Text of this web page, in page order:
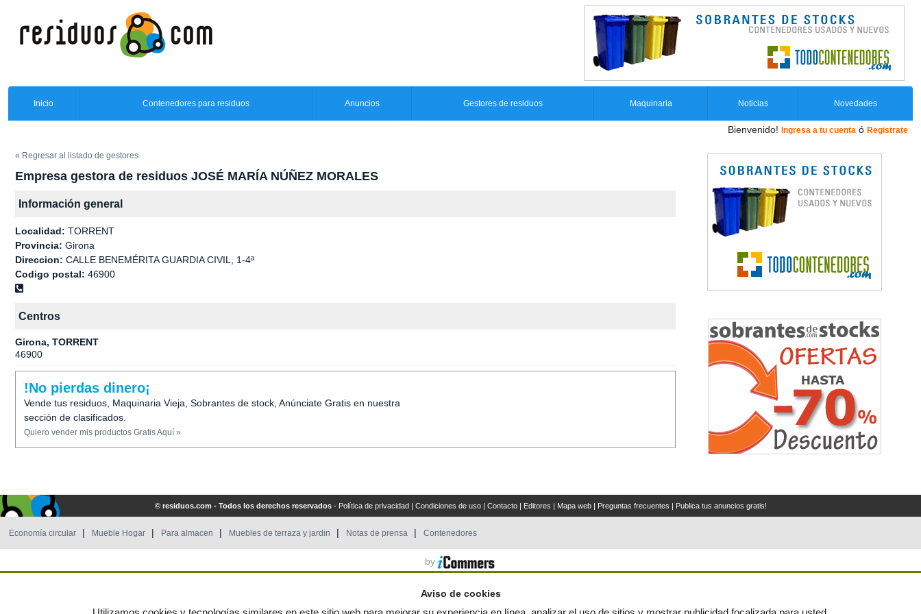
Inicio Contenedores para residuos Anuncios Gestores de residuos Maquinaria Noticias Novedades
Bienvenido! Ingresa a tu cuenta ó Registrate
« Regresar al listado de gestores
Empresa gestora de residuos JOSÉ MARÍA NÚÑEZ MORALES
Información general
Localidad: TORRENT
Provincia: Girona
Direccion: CALLE BENEMÉRITA GUARDIA CIVIL, 1-4ª
Codigo postal: 46900
Centros
Girona, TORRENT
46900
!No pierdas dinero¡
Vende tus residuos, Maquinaria Vieja, Sobrantes de stock, Anúnciate Gratis en nuestra
sección de clasificados.
Quiero vender mis productos Gratis Aquí »
© residuos.com - Todos los derechos reservados- Política de privacidad| Condiciones de uso| Contacto| Editores | Mapa web| Preguntas frecuentes | Publica tus anuncios gratis!
Economía circular Mueble Hogar Para almacen Muebles de terraza y jardin Notas de prensa Contenedores
by
Aviso de cookies